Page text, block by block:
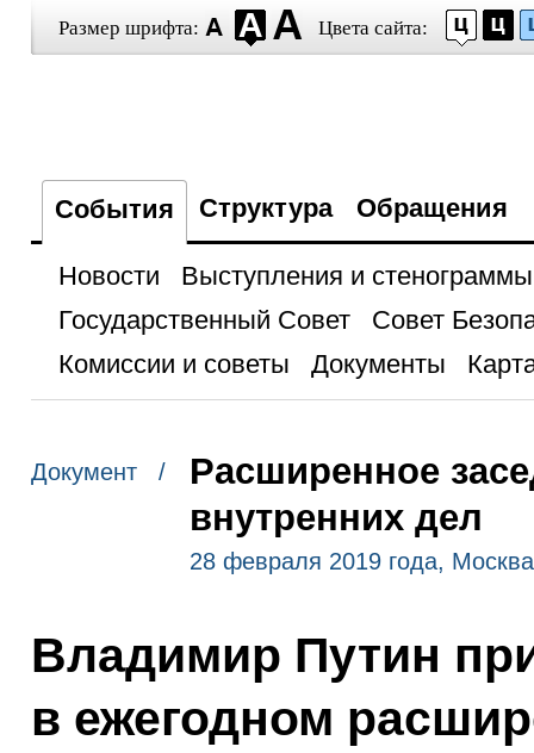
Размер шрифта: Цвета сайта:
События Структура Обращения
Новости
Выступления и стенограммы
Государственный Совет
Совет
Комиссии и советы
Документы
Документ /
Расширенное
внутренних дел
28 февраля 2019 года, Москва
Владимир Путин
в ежегодном